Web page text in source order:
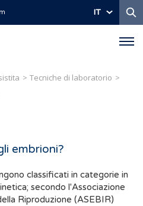
IT
Tecniche di laboratorio
embrioni?
classificati in categorie in
secondo l'Associazione
Riproduzione (ASEBIR)